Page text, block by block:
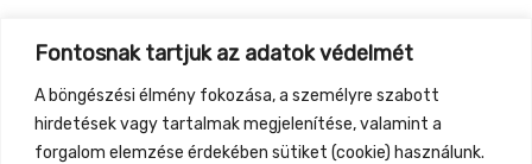
Fontosnak tartjuk az adatok védelmét
A böngészési élmény fokozása, a személyre szabott
hirdetések vagy tartalmak megjelenítése, valamint a
forgalom elemzése érdekében sütiket (cookie) használunk.